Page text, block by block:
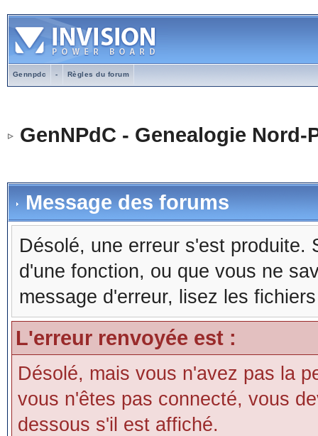
Gennpdc - Règles du forum
GenNPdC - Genealogie Nord-
Message des forums
Désolé, une erreur s'est produite.
d'une fonction, ou que vous ne
message d'erreur, lisez les
L'erreur renvoyée est :
Désolé, mais vous n'avez pas la
vous n'êtes pas connecté, vous
dessous s'il est affiché.